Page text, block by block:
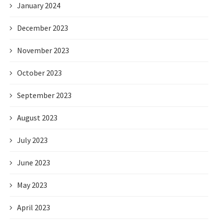
January 2024
December 2023
November 2023
October 2023
September 2023
August 2023
July 2023
June 2023
May 2023
April 2023